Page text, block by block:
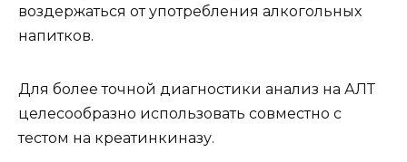
воздержаться от употребления алкогольных
напитков.
Для более точной диагностики анализ на АЛТ
целесообразно использовать совместно с
тестом на креатинкиназу.